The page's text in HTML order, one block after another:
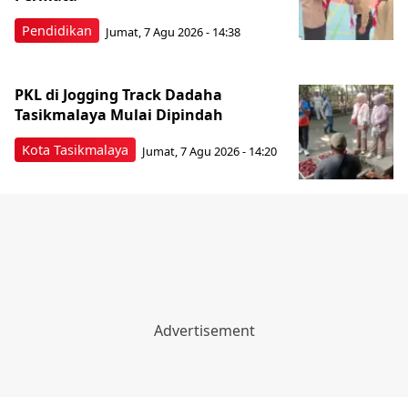
Pendidikan Jumat, 7 Agu 2026 - 14:38
Kota Tasikmalaya
PKL di Jogging Track Dadaha
Tasikmalaya Mulai Dipindah
Jumat, 7 Agu 2026 - 14:20